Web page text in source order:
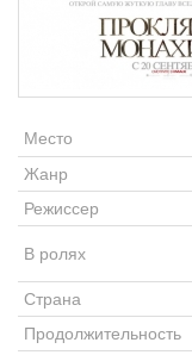
Место
Жанр
Режиссер
В ролях
Страна
Продолжительность